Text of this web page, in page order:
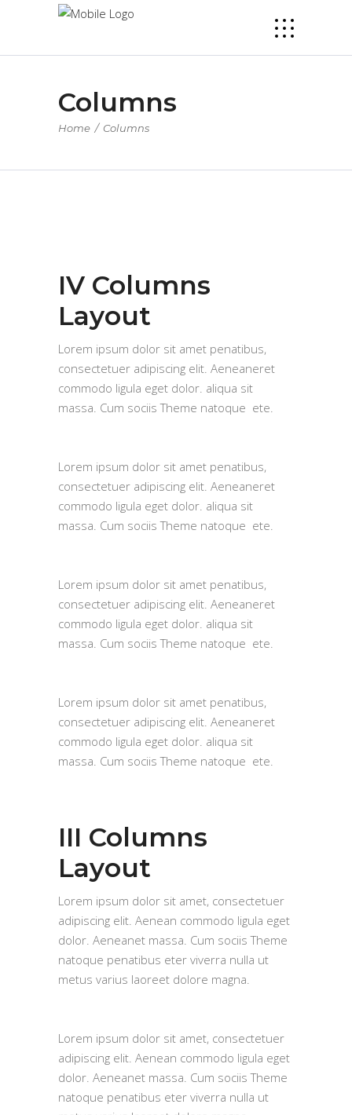
Columns
Home / Columns
IV Columns
Layout
Lorem ipsum dolor sit amet penatibus,
consectetuer adipiscing elit. Aeneaneret
commodo ligula eget dolor. aliqua sit
massa. Cum sociis Theme natoque ete.
Lorem ipsum dolor sit amet penatibus,
consectetuer adipiscing elit. Aeneaneret
commodo ligula eget dolor. aliqua sit
massa. Cum sociis Theme natoque ete.
Lorem ipsum dolor sit amet penatibus,
consectetuer adipiscing elit. Aeneaneret
commodo ligula eget dolor. aliqua sit
massa. Cum sociis Theme natoque ete.
Lorem ipsum dolor sit amet penatibus,
consectetuer adipiscing elit. Aeneaneret
commodo ligula eget dolor. aliqua sit
massa. Cum sociis Theme natoque ete.
III Columns
Layout
Lorem ipsum dolor sit amet, consectetuer
adipiscing elit. Aenean commodo ligula eget
dolor. Aeneanet massa. Cum sociis Theme
natoque penatibus eter viverra nulla ut
metus varius laoreet dolore magna.
Lorem ipsum dolor sit amet, consectetuer
adipiscing elit. Aenean commodo ligula eget
dolor. Aeneanet massa. Cum sociis Theme
natoque penatibus eter viverra nulla ut